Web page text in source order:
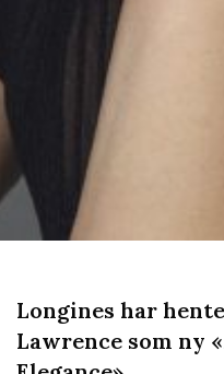
Longines har
Lawrence som ny